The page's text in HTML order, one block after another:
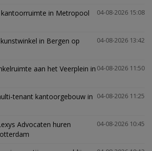
04-08-2026 15:08
kantoorruimte in Metropool
04-08-2026 13:42
in Bergen op
04-08-2026 11:50
aan het Veerplein in
04-08-2026 11:25
tenant kantoorgebouw in
04-08-2026 10:45
Advocaten huren